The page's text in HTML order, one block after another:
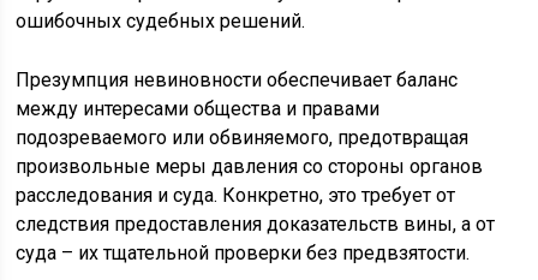
ошибочных судебных решений.
Презумпция невиновности обеспечивает баланс
между интересами общества и правами
подозреваемого или обвиняемого, предотвращая
произвольные меры давления со стороны органов
расследования и суда. Конкретно, это требует от
следствия предоставления доказательств вины, а от
суда – их тщательной проверки без предвзятости.